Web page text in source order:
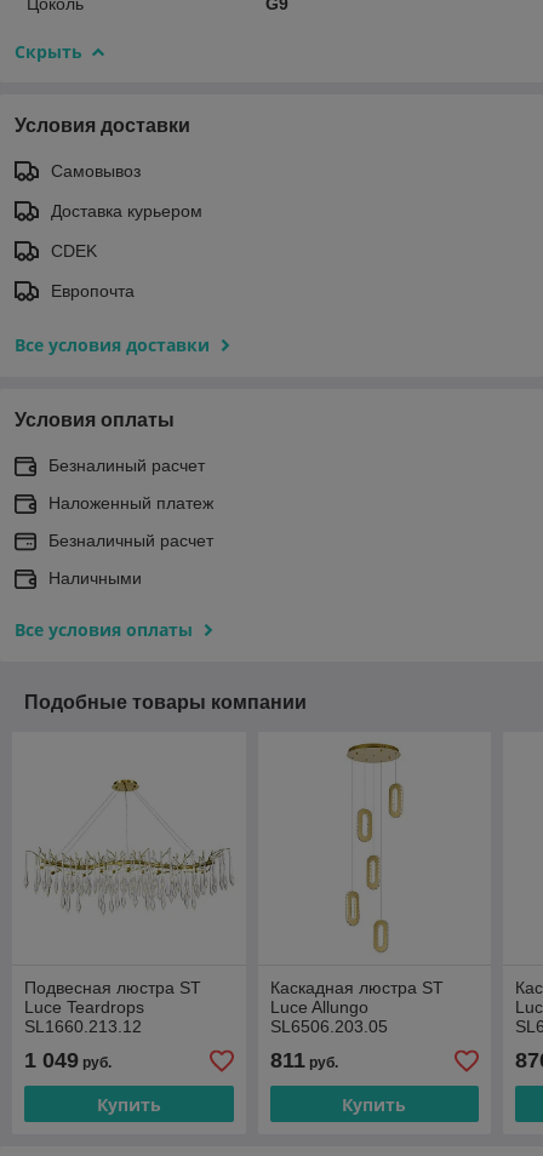
Скрыть
Условия доставки
Самовывоз
Доставка курьером
CDEK
Европочта
Все условия доставки
Условия оплаты
Безналиный расчет
Наложенный платеж
Безналичный расчет
Наличными
Все условия оплаты
Подобные товары компании
Подвесная люстра ST
Luce Teardrops
SL1660.213.12
1 049 руб.
Купить
Каскадная люстра ST
Luce Allungo
SL6506.203.05
811руб.
Купить